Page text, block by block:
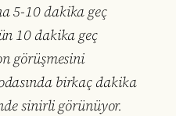
5-10 dakika geç
10 dakika geç
görüşmesini
birkaç dakika
sinirli görünüyor.